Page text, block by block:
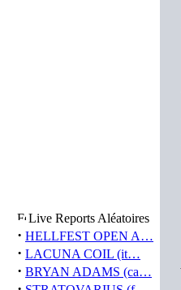
Live Reports Aléatoires
· HELLFEST OPEN A…
· LACUNA COIL (it…
· BRYAN ADAMS (ca…